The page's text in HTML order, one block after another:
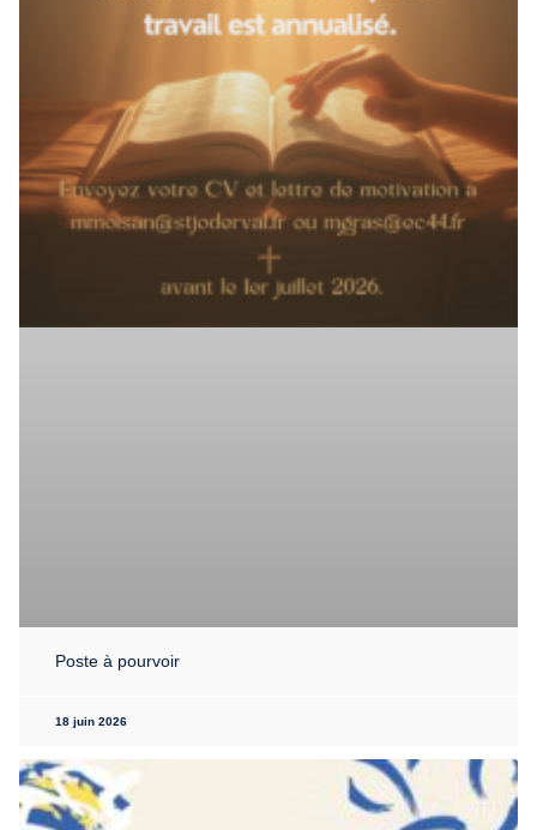
Poste à pourvoir
18 juin 2026